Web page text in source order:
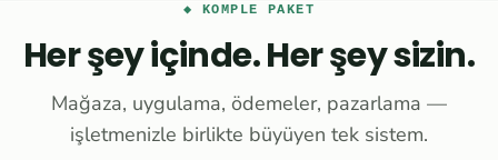
◆ KOMPLE PAKET
Her şey içinde. Her şey sizin.
Mağaza, uygulama, ödemeler, pazarlama —
işletmenizle birlikte büyüyen tek sistem.